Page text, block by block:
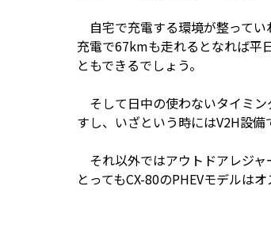
自宅で充電する環境が整って
充電で67kmも走れるとなれば平
ともできるでしょう。
そして日中の使わないタイミ
すし、いざという時にはV2H設備
それ以外ではアウトドアレジ
とってもCX-80のPHEVモデルはオ